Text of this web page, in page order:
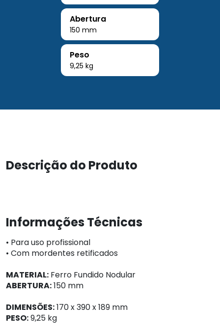
Abertura
150 mm
Peso
9,25 kg
Descrição do Produto
Informações Técnicas
• Para uso profissional
• Com mordentes retificados
MATERIAL: Ferro Fundido Nodular
ABERTURA:150 mm
DIMENSÕES:170 x 390 x 189 mm
PESO:9,25 kg